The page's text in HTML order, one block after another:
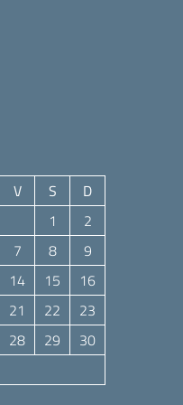
V S
D
1
2
7 8
9
14 15
16
21 22
23
28 29
30